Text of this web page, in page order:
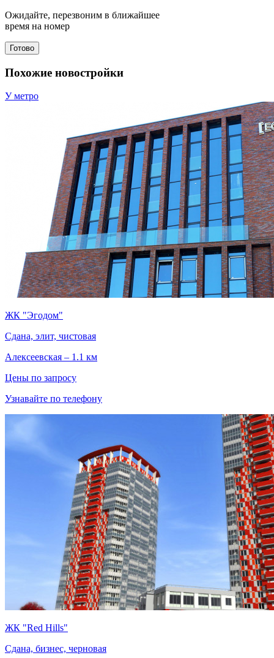
Ожидайте, перезвоним в ближайшее
время на номер
Готово
Похожие новостройки
У метро
ЖК "Эгодом"
Сдана, элит, чистовая
Алексеевская – 1.1 км
Цены по запросу
Узнавайте по телефону
ЖК "Red Hills"
Сдана, бизнес, черновая